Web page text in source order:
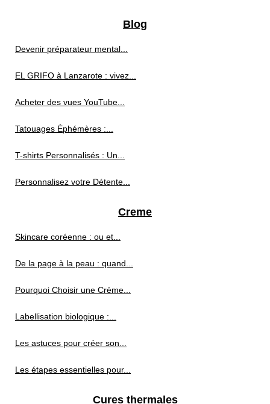
Blog
Devenir préparateur mental...
EL GRIFO à Lanzarote : vivez...
Acheter des vues YouTube...
Tatouages Éphémères :...
T-shirts Personnalisés : Un...
Personnalisez votre Détente...
Creme
Skincare coréenne : ou et...
De la page à la peau : quand...
Pourquoi Choisir une Crème...
Labellisation biologique :...
Les astuces pour créer son...
Les étapes essentielles pour...
Cures thermales